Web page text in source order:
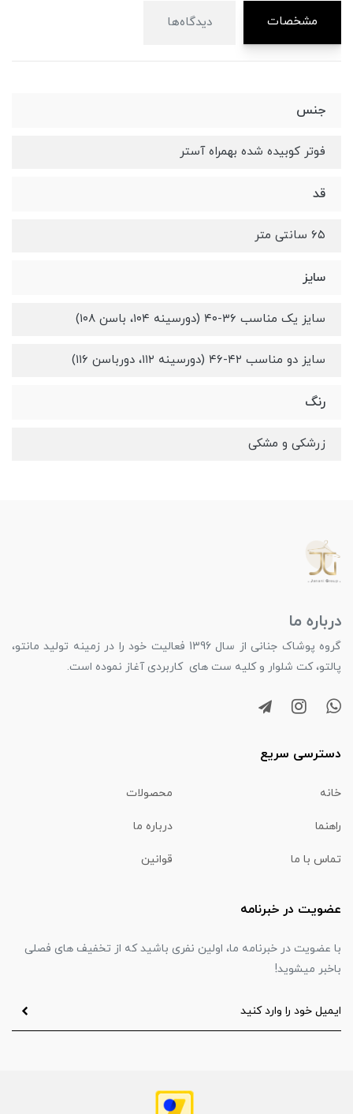
مشخصات دیدگاه‌ها
جنس
فوتر کوبیده شده بهمراه آستر
قد
۶۵ سانتی متر
سایز
سایز یک مناسب ۳۶-۴۰ (دورسینه ۱۰۴، باسن ۱۰۸)
سایز دو مناسب ۴۲-۴۶ (دورسینه ۱۱۲، دورباسن ۱۱۶)
رنگ
زرشکی و مشکی
درباره ما
گروه پوشاک جنانی از سال 1396 فعالیت خود را در زمینه تولید مانتو،
پالتو، کت شلوار و کلیه ست های کاربردی آغاز نموده است.
دسترسی سریع
خانه محصولات
راهنما درباره ما
تماس با ما قوانین
عضویت در خبرنامه
با عضویت در خبرنامه ما، اولین نفری باشید که از تخفیف های فصلی
باخبر میشوید!